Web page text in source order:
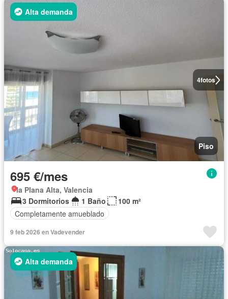
4fotos
Alta demanda
Piso
695 €/mes
la Plana Alta, Valencia
3 Dormitorios
1 Baño
100 m²
Completamente amueblado
9 feb 2026 en Vadevender
Alta demanda